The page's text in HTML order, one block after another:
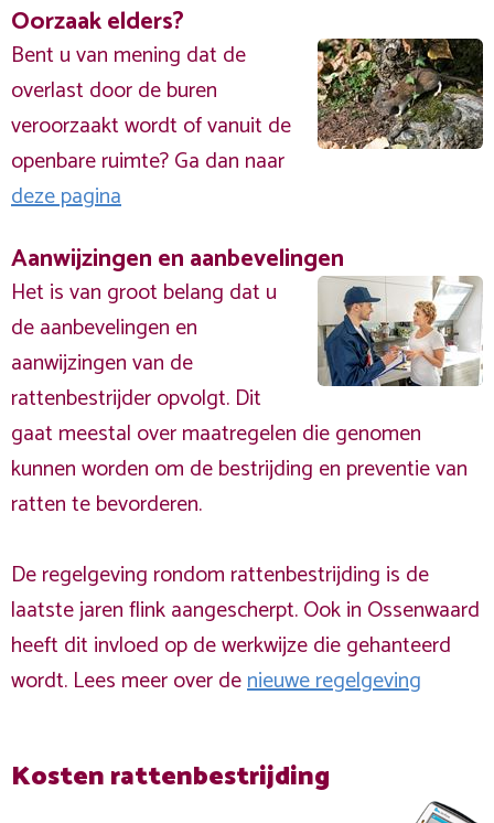
Oorzaak elders?
Bent u van mening dat de
overlast door de buren
veroorzaakt wordt of vanuit de
openbare ruimte? Ga dan naar
deze pagina
Aanwijzingen en aanbevelingen
Het is van groot belang dat u
de aanbevelingen en
aanwijzingen van de
rattenbestrijder opvolgt. Dit
gaat meestal over maatregelen die genomen
kunnen worden om de bestrijding en preventie van
ratten te bevorderen.
De regelgeving rondom rattenbestrijding is de
laatste jaren flink aangescherpt. Ook in Ossenwaard
heeft dit invloed op de werkwijze die gehanteerd
wordt. Lees meer over denieuwe regelgeving
Kosten rattenbestrijding